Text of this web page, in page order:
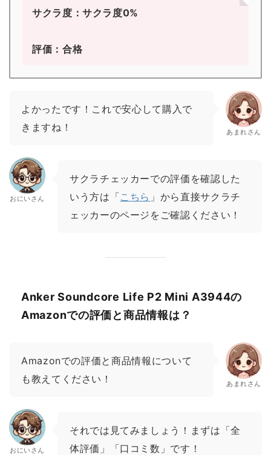
サクラ度：サクラ度0%
評価：合格
よかったです！これで安心して購入で
きますね！
あまれさん
おにいさん
サクラチェッカーでの評価を確認した
いう方は「こちら 」から直接サクラチ
ェッカーのページをご確認ください！
Anker Soundcore Life P2 Mini A3944の
Amazonでの評価と商品情報は？
Amazonでの評価と商品情報について
も教えてください！
あまれさん
おにいさん
それでは見てみましょう！まずは「全
体評価」「口コミ数」です！